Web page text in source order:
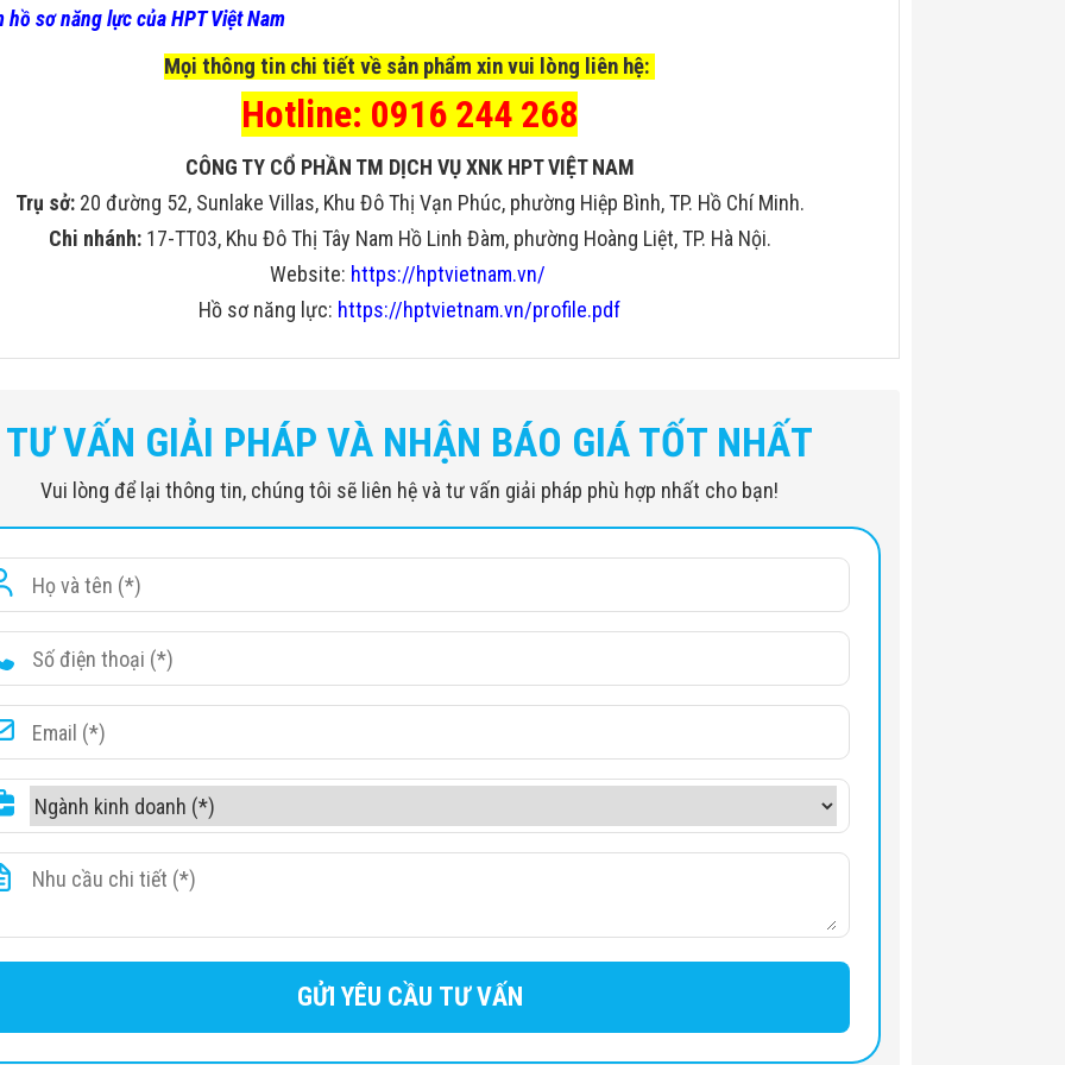
hồ sơ năng lực của HPT Việt Nam
Mọi thông tin chi tiết về sản phẩm xin vui lòng liên hệ:
Hotline: 0916 244 268
CÔNG TY CỔ PHẦN TM DỊCH VỤ XNK HPT VIỆT NAM
Trụ sở: 20 đường 52, Sunlake Villas, Khu Đô Thị Vạn Phúc, phường Hiệp Bình, TP. Hồ Chí Minh.
Chi nhánh:17-TT03, Khu Đô Thị Tây Nam Hồ Linh Đàm, phường Hoàng Liệt, TP. Hà Nội.
Website: https://hptvietnam.vn/
Hồ sơ năng lực: https://hptvietnam.vn/profile.pdf
TƯ VẤN GIẢI PHÁP VÀ NHẬN BÁO GIÁ TỐT NHẤT
Vui lòng để lại thông tin, chúng tôi sẽ liên hệ và tư vấn giải pháp phù hợp nhất cho bạn!